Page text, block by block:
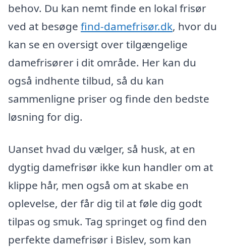
behov. Du kan nemt finde en lokal frisør
ved at besøge find-damefrisør.dk, hvor du
kan se en oversigt over tilgængelige
damefrisører i dit område. Her kan du
også indhente tilbud, så du kan
sammenligne priser og finde den bedste
løsning for dig.
Uanset hvad du vælger, så husk, at en
dygtig damefrisør ikke kun handler om at
klippe hår, men også om at skabe en
oplevelse, der får dig til at føle dig godt
tilpas og smuk. Tag springet og find den
perfekte damefrisør i Bislev, som kan